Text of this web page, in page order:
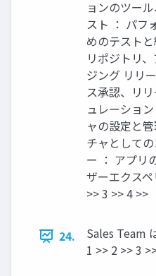
ョンのツー
スト ： パフ
めのテスト
リポジトリ
ジング リリ
ス承認、リ
ュレーショ
ャの設定と
チャとして
ー ： アプリ
ザーエクス
>> 3 >> 4 >>
24.
Sales Team
1 >> 2 >> 3